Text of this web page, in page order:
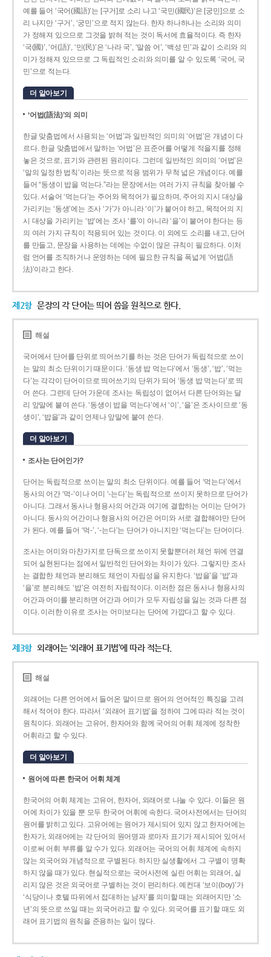
예를 들어 ‘국어(國語)’는 [구거]로 소리 나고 ‘국민(國民)’은 [궁민]으로 소
리 나지만 ‘구거’, ‘궁민’으로 적지 않는다. 한자 하나하나는 소리와 의미
가 정해져 있으므로 그것을 밝혀 적는 것이 독서에 효율적이다. 즉 한자
‘국(國)’, ‘어(語)’, ‘민(民)’은 ‘나라 국’, ‘말씀 어’, ‘백성 민’과 같이 소리와 의
미가 정해져 있으므로 그 독립적인 소리와 의미를 알 수 있도록 ‘국어, 국
민’으로 적는다.
더 알아보기
‘어법(語法)’의 의미
한글 맞춤법에서 사용되는 ‘어법’과 일반적인 의미의 ‘어법’은 개념이 다
르다. 한글 맞춤법에서 말하는 ‘어법’은 표준어를 어떻게 적을지를 정해
놓은 것으로, 표기와 관련된 원리이다. 그런데 일반적인 의미의 ‘어법’은
‘말의 일정한 법칙’이라는 뜻으로 적용 범위가 무척 넓은 개념이다. 예를
들어 “동생이 밥을 먹는다.”라는 문장에서는 여러 가지 규칙을 찾아볼 수
있다. 서술어 ‘먹는다’는 주어와 목적어가 필요하며, 주어의 지시 대상을
가리키는 ‘동생’에는 조사 ‘가’가 아니라 ‘이’가 붙어야 하고, 목적어의 지
시 대상을 가리키는 ‘밥’에는 조사 ‘를’이 아니라 ‘을’이 붙어야 한다는 등
의 여러 가지 규칙이 적용되어 있는 것이다. 이 외에도 소리를 내고, 단어
를 만들고, 문장을 사용하는 데에는 수없이 많은 규칙이 필요하다. 이처
럼 언어를 조직하거나 운영하는 데에 필요한 규칙을 폭넓게 ‘어법(語
法)’이라고 한다.
제2항 문장의 각 단어는 띄어 씀을 원칙으로 한다.
해설
국어에서 단어를 단위로 띄어쓰기를 하는 것은 단어가 독립적으로 쓰이
는 말의 최소 단위이기 때문이다. ‘동생 밥 먹는다’에서 ‘동생’, ‘밥’, ‘먹는
다’는 각각이 단어이므로 띄어쓰기의 단위가 되어 ‘동생 밥 먹는다’로 띄
어 쓴다. 그런데 단어 가운데 조사는 독립성이 없어서 다른 단어와는 달
리 앞말에 붙여 쓴다. ‘동생이 밥을 먹는다’에서 ‘이’, ‘을’은 조사이므로 ‘동
생이’, ‘밥을’과 같이 언제나 앞말에 붙여 쓴다.
더 알아보기
조사는 단어인가?
단어는 독립적으로 쓰이는 말의 최소 단위이다. 예를 들어 ‘먹는다’에서
동사의 어간 ‘먹-­’이나 어미 ‘­-는다’는 독립적으로 쓰이지 못하므로 단어가
아니다. 그래서 동사나 형용사의 어간과 여기에 결합하는 어미는 단어가
아니다. 동사의 어간이나 형용사의 어간은 어미와 서로 결합해야만 단어
가 된다. 예를 들어 ‘먹-’, ‘-는다’는 단어가 아니지만 ‘먹는다’는 단어이다.
조사는 어미와 마찬가지로 단독으로 쓰이지 못할뿐더러 체언 뒤에 연결
되어 실현된다는 점에서 일반적인 단어와는 차이가 있다. 그렇지만 조사
는 결합한 체언과 분리해도 체언이 자립성을 유지한다. ‘밥을’을 ‘밥’과
‘을’로 분리해도 ‘밥’은 여전히 자립적이다. 이러한 점은 동사나 형용사의
어간과 어미를 분리하면 어간과 어미가 모두 자립성을 잃는 것과 다른 점
이다. 이러한 이유로 조사는 어미보다는 단어에 가깝다고 할 수 있다.
제3항 외래어는 ‘외래어 표기법’에 따라 적는다.
해설
외래어는 다른 언어에서 들어온 말이므로 원어의 언어적인 특징을 고려
해서 적어야 한다. 따라서 ‘외래어 표기법’을 정하여 그에 따라 적는 것이
원칙이다. 외래어는 고유어, 한자어와 함께 국어의 어휘 체계에 정착한
어휘라고 할 수 있다.
더 알아보기
원어에 따른 한국어 어휘 체계
한국어의 어휘 체계는 고유어, 한자어, 외래어로 나눌 수 있다. 이들은 원
어에 차이가 있을 뿐 모두 한국어 어휘에 속한다. 국어사전에서는 단어의
원어를 밝히고 있다. 고유어에는 원어가 제시되어 있지 않고 한자어에는
한자가, 외래어에는 각 단어의 원어명과 로마자 표기가 제시되어 있어서
이로써 어휘 부류를 알 수가 있다. 외래어는 국어의 어휘 체계에 속하지
않는 외국어와 개념적으로 구별된다. 하지만 실생활에서 그 구별이 명확
하지 않을 때가 있다. 현실적으로는 국어사전에 실린 어휘는 외래어, 실
리지 않은 것은 외국어로 구별하는 것이 편리하다. 예컨대 ‘보이(boy)’가
‘식당이나 호텔 따위에서 접대하는 남자’를 의미할 때는 외래어지만 ‘소
년’의 뜻으로 쓰일 때는 외국어라고 할 수 있다. 외국어를 표기할 때도 외
래어 표기법의 원칙을 준용하는 일이 많다.